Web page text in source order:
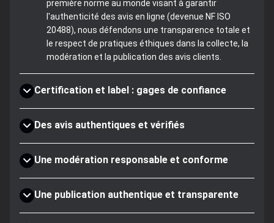
première norme au monde visant à garantir
l'authenticité des avis en ligne (devenue NF ISO
20488), nous défendons une transparence totale et
le respect de pratiques éthiques dans la collecte, la
modération et la publication des avis clients.
Certification et label : gages de confiance
Des avis authentiques et vérifiés
Une modération responsable et conforme
Une publication authentique et transparente